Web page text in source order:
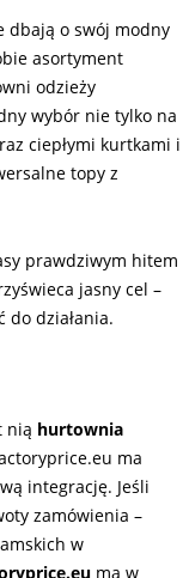
dbają o swój modny
asortyment
odzieży
wybór nie tylko na
ciepłymi kurtkami i
topy z
prawdziwym hitem
jasny cel –
do działania.
nią hurtownia
ma
integrację. Jeśli
zamówienia –
w
ma w